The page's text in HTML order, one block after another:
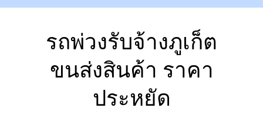
รถพ่วงรับจ้างภูเก็ต
ขนส่งสินค้า ราคา
ประหยัด